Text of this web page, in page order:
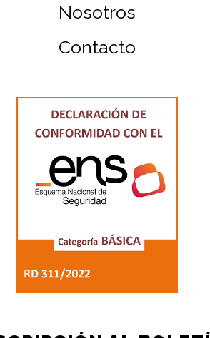
Nosotros
Contacto